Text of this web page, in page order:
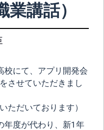
業講話）
校にて、アプリ開発会
をさせていただきまし
ただいております）
年度が代わり、新1年